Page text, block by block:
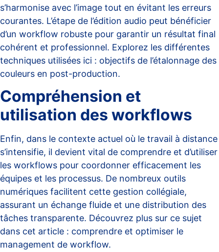
s’harmonise avec l’image tout en évitant les erreurs
courantes. L’étape de l’édition audio peut bénéficier
d’un workflow robuste pour garantir un résultat final
cohérent et professionnel. Explorez les différentes
techniques utilisées ici : objectifs de l’étalonnage des
couleurs en post-production.
Compréhension et
utilisation des workflows
Enfin, dans le contexte actuel où le travail à distance
s’intensifie, il devient vital de comprendre et d’utiliser
les workflows pour coordonner efficacement les
équipes et les processus. De nombreux outils
numériques facilitent cette gestion collégiale,
assurant un échange fluide et une distribution des
tâches transparente. Découvrez plus sur ce sujet
dans cet article : comprendre et optimiser le
management de workflow.